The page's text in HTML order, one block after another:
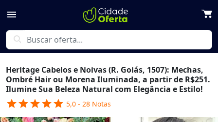
menu
search
Heritage Cabelos e Noivas (R. Goiás, 1507): Mechas,
Ombré Hair ou Morena Iluminada, a partir de R$251.
Ilumine Sua Beleza Natural com Elegância e Estilo!
starstarstarstarstar 5,0 - 28 Notas